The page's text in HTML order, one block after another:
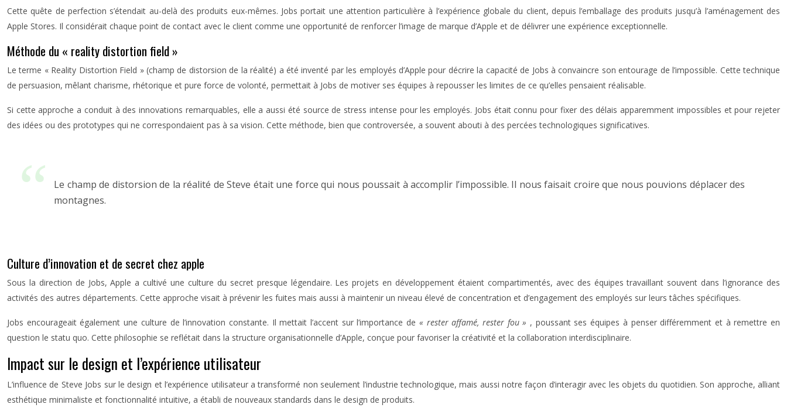
Cette quête de perfection s’étendait au-delà des produits eux-mêmes. Jobs portait une attention particulière à l’expérience globale du client, depuis l’emballage des produits jusqu’à l’aménagement des
Apple Stores. Il considérait chaque point de contact avec le client comme une opportunité de renforcer l’image de marque d’Apple et de délivrer une expérience exceptionnelle.
Méthode du « reality distortion field »
Le terme « Reality Distortion Field » (champ de distorsion de la réalité) a été inventé par les employés d’Apple pour décrire la capacité de Jobs à convaincre son entourage de l’impossible. Cette technique
de persuasion, mêlant charisme, rhétorique et pure force de volonté, permettait à Jobs de motiver ses équipes à repousser les limites de ce qu’elles pensaient réalisable.
Si cette approche a conduit à des innovations remarquables, elle a aussi été source de stress intense pour les employés. Jobs était connu pour fixer des délais apparemment impossibles et pour rejeter
des idées ou des prototypes qui ne correspondaient pas à sa vision. Cette méthode, bien que controversée, a souvent abouti à des percées technologiques significatives.
Le champ de distorsion de la réalité de Steve était une force qui nous poussait à accomplir l’impossible. Il nous faisait croire que nous pouvions déplacer des
montagnes.
Culture d’innovation et de secret chez apple
Sous la direction de Jobs, Apple a cultivé une culture du secret presque légendaire. Les projets en développement étaient compartimentés, avec des équipes travaillant souvent dans l’ignorance des
activités des autres départements. Cette approche visait à prévenir les fuites mais aussi à maintenir un niveau élevé de concentration et d’engagement des employés sur leurs tâches spécifiques.
Jobs encourageait également une culture de l’innovation constante. Il mettait l’accent sur l’importance de « rester affamé, rester fou » , poussant ses équipes à penser différemment et à remettre en
question le statu quo. Cette philosophie se reflétait dans la structure organisationnelle d’Apple, conçue pour favoriser la créativité et la collaboration interdisciplinaire.
Impact sur le design et l’expérience utilisateur
L’influence de Steve Jobs sur le design et l’expérience utilisateur a transformé non seulement l’industrie technologique, mais aussi notre façon d’interagir avec les objets du quotidien. Son approche, alliant
esthétique minimaliste et fonctionnalité intuitive, a établi de nouveaux standards dans le design de produits.